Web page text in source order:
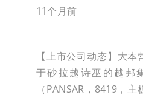
11个月前
【上市公司动态】大本
于砂拉越诗巫的越邦
（PANSAR，8419，主